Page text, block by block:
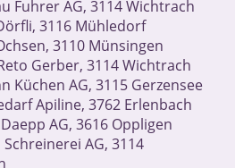
Fuhrer AG, 3114 Wichtrach
3116 Mühledorf
3110 Münsingen
Gerber, 3114 Wichtrach
Küchen AG, 3115 Gerzensee
Apiline, 3762 Erlenbach
AG, 3616 Oppligen
AG, 3114